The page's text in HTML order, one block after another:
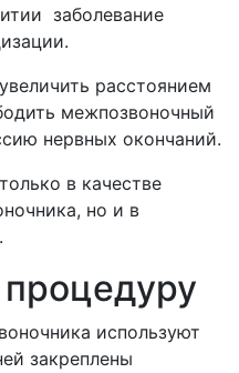
заболевание
расстоянием
межпозвоночный
нервных окончаний.
в качестве
но и в
используют
закреплены